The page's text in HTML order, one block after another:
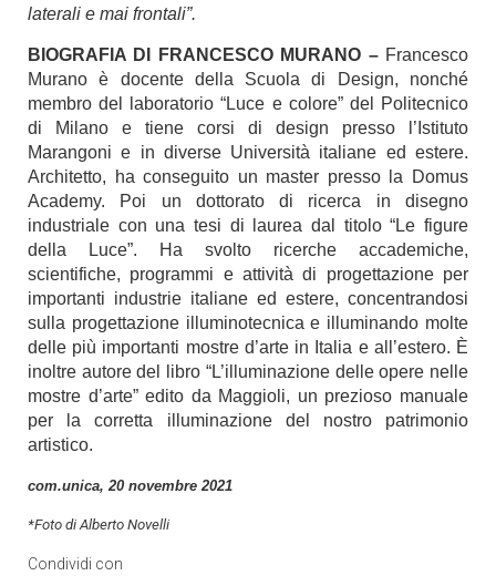
laterali e mai frontali”.
BIOGRAFIA DI FRANCESCO MURANO –Francesco
Murano è docente della Scuola di Design, nonché
membro del laboratorio “Luce e colore” del Politecnico
di Milano e tiene corsi di design presso l’Istituto
Marangoni e in diverse Università italiane ed estere.
Architetto, ha conseguito un master presso la Domus
Academy. Poi un dottorato di ricerca in disegno
industriale con una tesi di laurea dal titolo “Le figure
della Luce”. Ha svolto ricerche accademiche,
scientifiche, programmi e attività di progettazione per
importanti industrie italiane ed estere, concentrandosi
sulla progettazione illuminotecnica e illuminando molte
delle più importanti mostre d’arte in Italia e all’estero. È
inoltre autore del libro “L’illuminazione delle opere nelle
mostre d’arte” edito da Maggioli, un prezioso manuale
per la corretta illuminazione del nostro patrimonio
artistico.
com.unica, 20 novembre 2021
*Foto di Alberto Novelli
Condividi con